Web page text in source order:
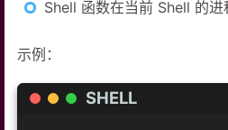
Shell 函数在当前 Shell 的进
示例：
SHELL